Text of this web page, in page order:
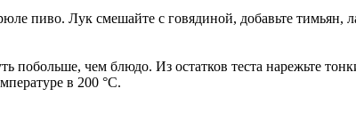
пиво. Лук смешайте с говядиной, добавьте тимьян,
побольше, чем блюдо. Из остатков теста нарежьте
в 200 °C.